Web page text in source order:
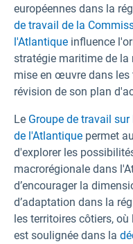
européennes dans la
de travail de la
l'Atlantique influence
stratégie maritime de la
mise en œuvre dans les
révision de son plan
Le Groupe de travail
de l'Atlantique permet
d'explorer les
macrorégionale dans
d’encourager la
d’adaptation dans la
les territoires côtiers,
est soulignée dans la